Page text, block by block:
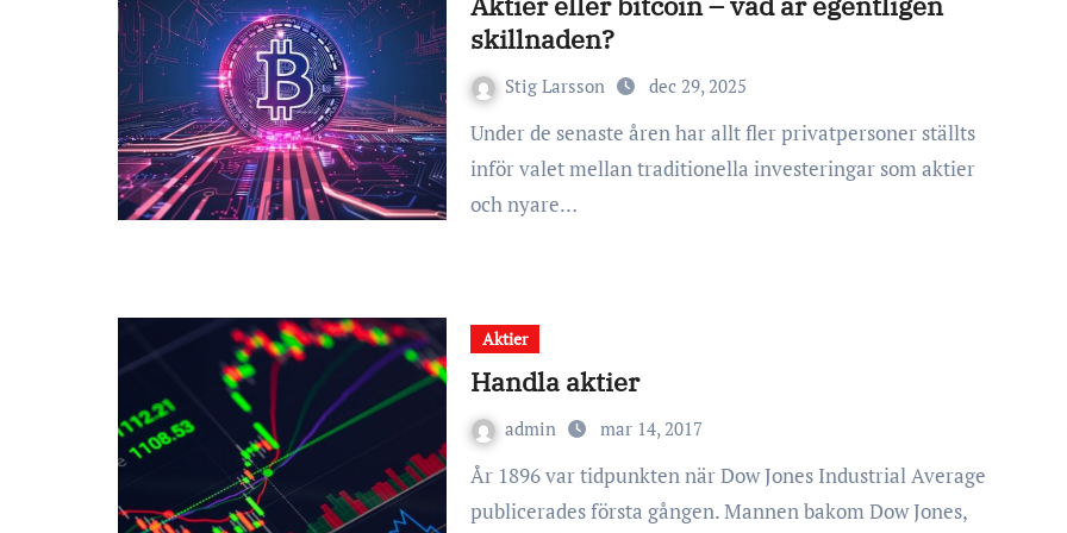
skillnaden?
Stig Larsson dec 29, 2025
Under de senaste åren har allt fler privatpersoner ställts
inför valet mellan traditionella investeringar som aktier
och nyare…
Aktier
Handla aktier
admin mar 14, 2017
År 1896 var tidpunkten när Dow Jones Industrial Average
publicerades första gången. Mannen bakom Dow Jones,